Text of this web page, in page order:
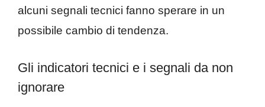
alcuni segnali tecnici fanno sperare in un
possibile cambio di tendenza.
Gli indicatori tecnici e i segnali da non
ignorare